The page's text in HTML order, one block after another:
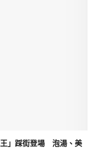
」踩街登場 泡湯、美